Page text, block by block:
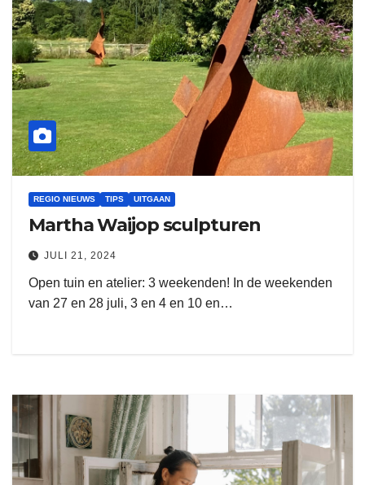
REGIO NIEUWS TIPS UITGAAN
Martha Waijop sculpturen
JULI 21, 2024
Open tuin en atelier: 3 weekenden! In de weekenden
van 27 en 28 juli, 3 en 4 en 10 en…